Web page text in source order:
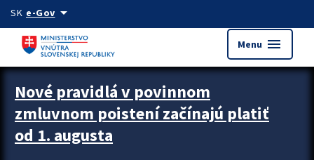
Preskocit na hlavný obsah
SK e-Govarrow_drop_down
Menu menu
Zastavit automatický posun upútavok
Nové pravidlá v povinnom
zmluvnom poistení začínajú platiť
od 1. augusta